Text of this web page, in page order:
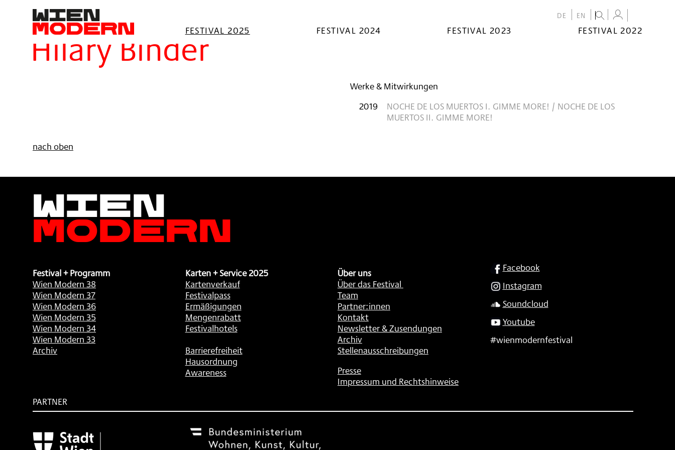
springen
DE EN
FESTIVAL 2025 FESTIVAL 2024 FESTIVAL 2023 FESTIVAL 2022
Filter
Hilary Binder
Werke & Mitwirkungen
2019
NOCHE DE LOS MUERTOS I. GIMME MORE! / NOCHE DE LOS
MUERTOS II. GIMME MORE!
nach oben
Wien
Modern
Festival + Programm
Wien Modern 38
Wien Modern 37
Wien Modern 36
Wien Modern 35
Wien Modern 34
Wien Modern 33
Archiv
Karten + Service 2025
Kartenverkauf
Festivalpass
Ermäßigungen
Mengenrabatt
Festivalhotels
Barrierefreiheit
Hausordnung
Awareness
Über uns
Über das Festival
Team
Partner:innen
Kontakt
Newsletter & Zusendungen
Archiv
Stellenausschreibungen
Presse
Impressum und Rechtshinweise
SOCIAL
Facebook
Instagram
Soundcloud
Youtube
#wienmodernfestival
PARTNER